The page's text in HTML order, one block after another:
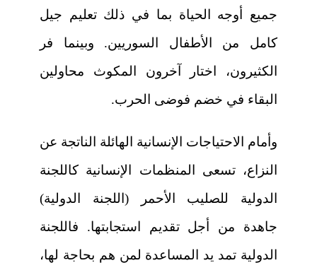
جميع أوجه الحياة بما في ذلك تعليم جيل
كامل من الأطفال السوريين. وبينما فر
الكثيرون، اختار آخرون المكوث محاولين
البقاء في خضم فوضى الحرب.
وأمام الاحتياجات الإنسانية الهائلة الناتجة عن
النزاع، تسعى المنظمات الإنسانية كاللجنة
الدولية للصليب الأحمر (اللجنة الدولية)
جاهدة من أجل تقديم استجابتها. فاللجنة
الدولية تمد يد المساعدة لمن هم بحاجة لها،